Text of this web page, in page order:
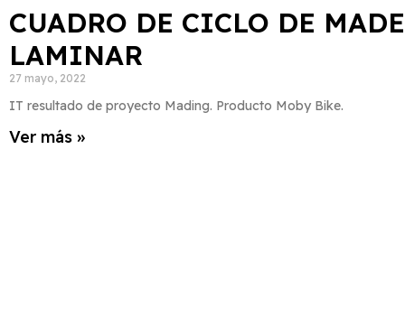
CUADRO DE CICLO DE
LAMINAR
27 mayo, 2022
IT resultado de proyecto Mading. Producto Moby Bike.
Ver más »